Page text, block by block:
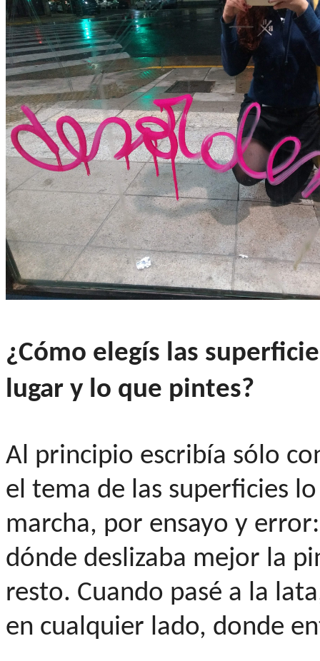
¿Cómo elegís las
lugar y lo que pintes?
Al principio escribía sólo
el tema de las superficies
marcha, por ensayo y
dónde deslizaba mejor la
resto. Cuando pasé a la
en cualquier lado, donde